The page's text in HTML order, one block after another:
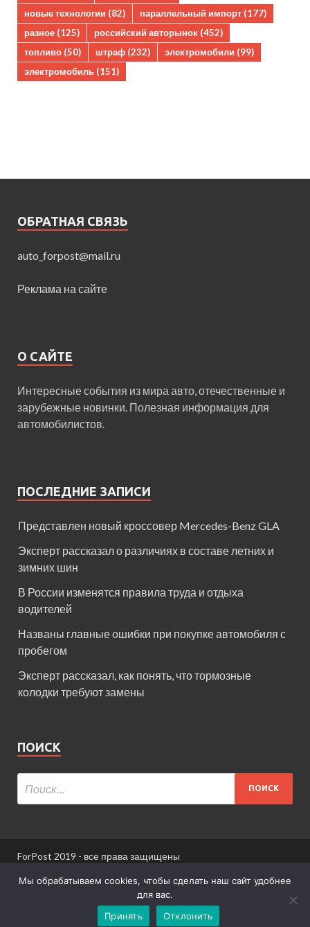
новые технологии (82) параллельный импорт (177)
разное (125) российский авторынок (452)
топливо (50) штраф (232) электромобили (99)
электромобиль (151)
ОБРАТНАЯ СВЯЗЬ
auto_forpost@mail.ru
Реклама на сайте
О САЙТЕ
Интересные события из мира авто, отечественные и
зарубежные новинки. Полезная информация для
автомобилистов.
ПОСЛЕДНИЕ ЗАПИСИ
Представлен новый кроссовер Mercedes-Benz GLA
Эксперт рассказал о различиях в составе летних и
зимних шин
В России изменятся правила труда и отдыха
водителей
Названы главные ошибки при покупке автомобиля с
пробегом
Эксперт рассказал, как понять, что тормозные
колодки требуют замены
ПОИСК
ForPost 2019 - все права защищены
При использовании материалов сайта ссылка
Информация для пользователей сайта
Мы обрабатываем cookies, чтобы сделать наш сайт удобнее
для вас.
Принять
Отклонить